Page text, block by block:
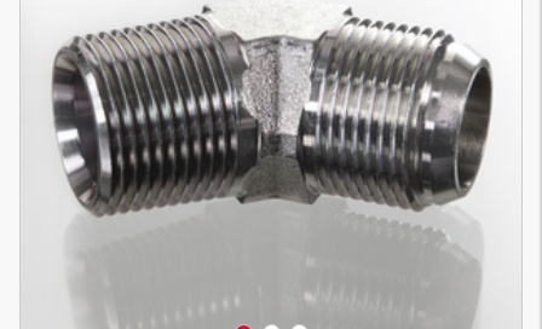
Modelo 3D